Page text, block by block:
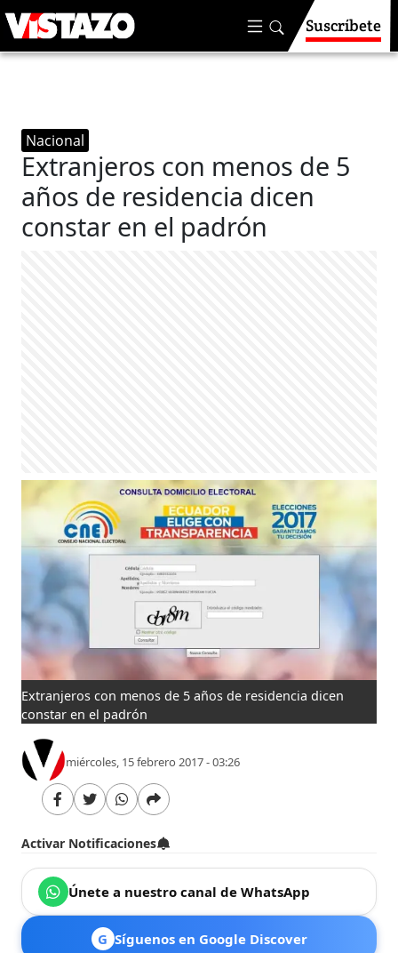
Suscríbete
Nacional
Extranjeros con menos de 5
años de residencia dicen
constar en el padrón
Extranjeros con menos de 5 años de residencia dicen
constar en el padrón
miércoles, 15 febrero 2017 - 03:26
Activar Notificaciones
Únete a nuestro canal de WhatsApp
G Síguenos en Google Discover